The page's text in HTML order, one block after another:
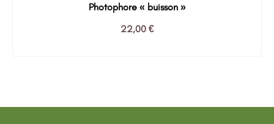
Photophore « buisson »
22,00 €